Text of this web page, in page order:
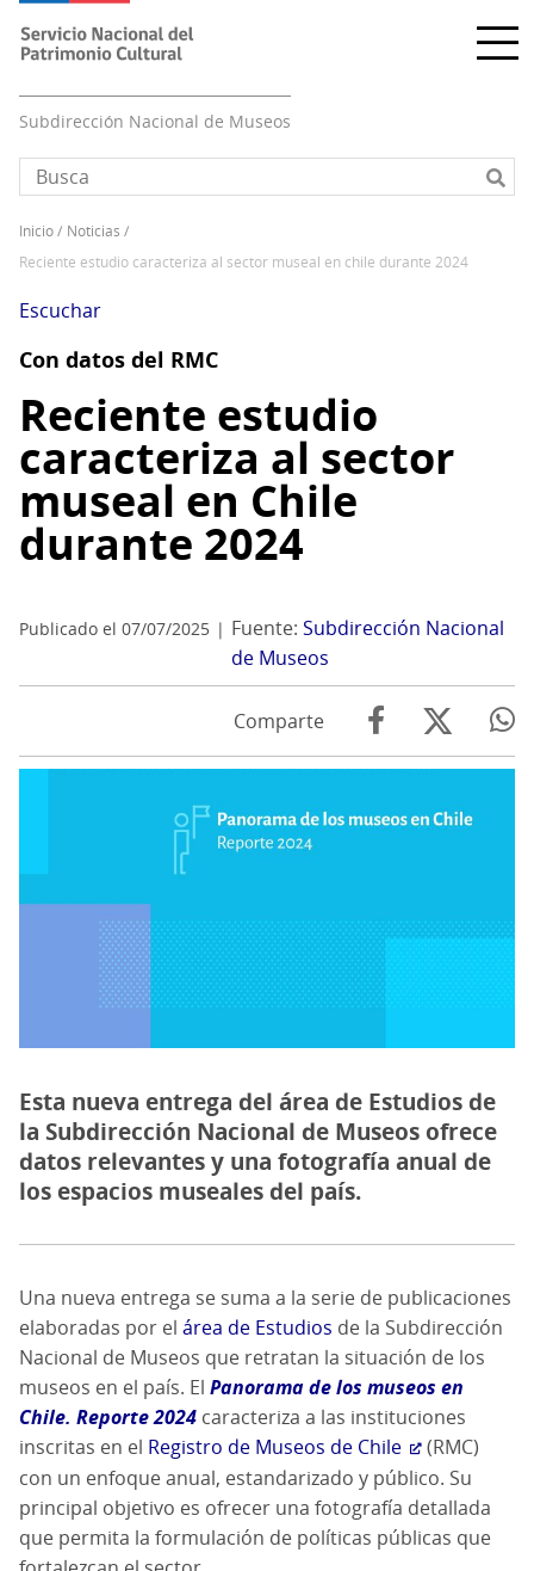
principal
Subdirección Nacional de Museos
Sobrescribir
de
ayuda
a
la
navegación
inicio
noticias
reciente estudio caracteriza al sector museal en chile durante 2024
Escuchar
Con datos del RMC
Reciente estudio
caracteriza al sector
museal en Chile
durante 2024
Publicado el 07/07/2025 Fuente: Subdirección Nacional
de Museos
Comparte
Esta nueva entrega del área de Estudios de
la Subdirección Nacional de Museos ofrece
datos relevantes y una fotografía anual de
los espacios museales del país.
Una nueva entrega se suma a la serie de publicaciones
elaboradas por el área de Estudios de la Subdirección
Nacional de Museos que retratan la situación de los
museos en el país. El Panorama de los museos en
Chile. Reporte 2024 caracteriza a las instituciones
inscritas en el Registro de Museos de Chile
(RMC)
con un enfoque anual, estandarizado y público. Su
principal objetivo es ofrecer una fotografía detallada
que permita la formulación de políticas públicas que